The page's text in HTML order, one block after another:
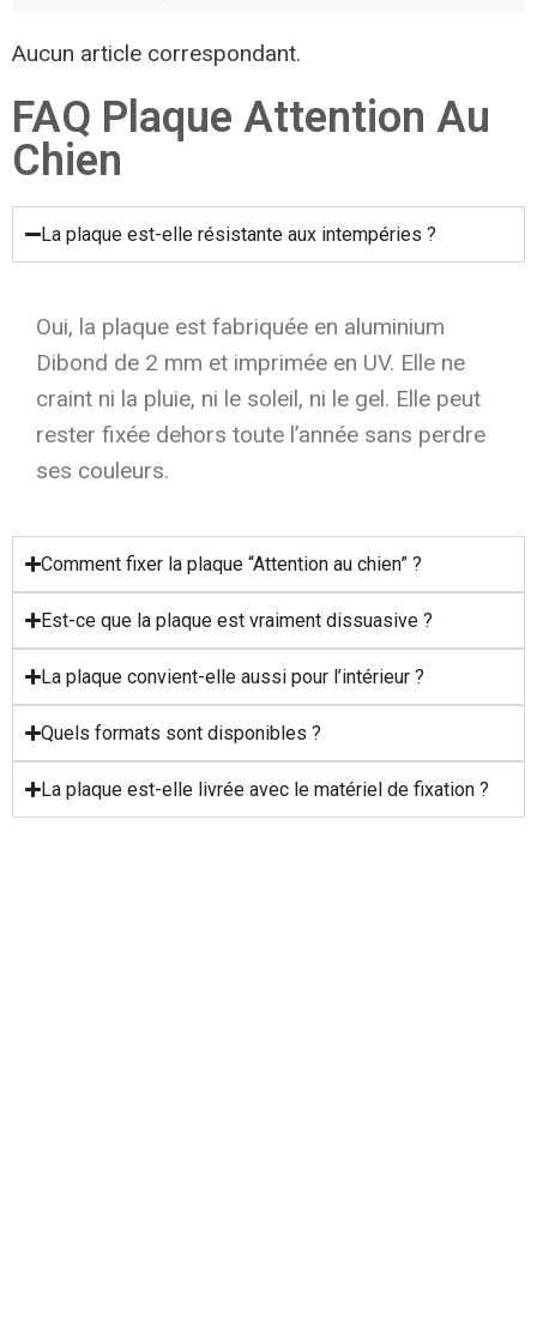
Aucun article correspondant.
FAQ Plaque Attention Au
Chien
La plaque est-elle résistante aux intempéries ?
Oui, la plaque est fabriquée en aluminium
Dibond de 2 mm et imprimée en UV. Elle ne
craint ni la pluie, ni le soleil, ni le gel. Elle peut
rester fixée dehors toute l’année sans perdre
ses couleurs.
Comment fixer la plaque “Attention au chien” ?
Est-ce que la plaque est vraiment dissuasive ?
La plaque convient-elle aussi pour l’intérieur ?
Quels formats sont disponibles ?
La plaque est-elle livrée avec le matériel de fixation ?